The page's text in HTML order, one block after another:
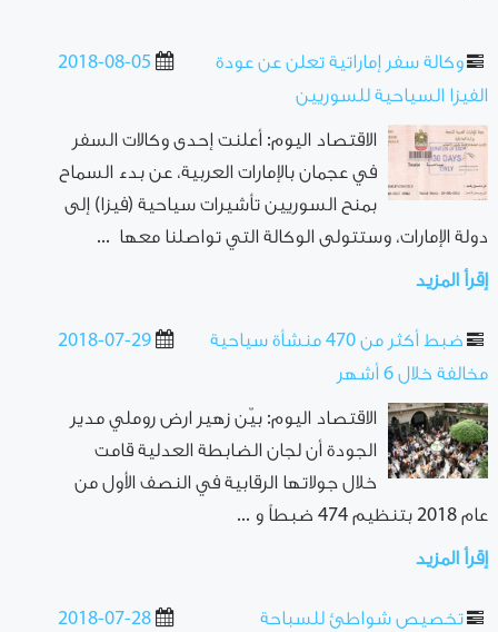
2018-08-05
وكالة سفر إماراتية تعلن عن عودة
الفيزا السياحية للسوريين
الاقتصاد اليوم: أعلنت إحدى وكالات السفر
في عجمان بالإمارات العربية، عن بدء السماح
بمنح السوريين تأشيرات سياحية (فيزا) إلى
دولة الإمارات، وستتولى الوكالة التي تواصلنا معها ...
إقرأ المزيد
2018-07-29
ضبط أكثر من 470 منشأة سياحية
مخالفة خلال 6 أشهر
الاقتصاد اليوم: بيّن زهير ارض روملي مدير
الجودة أن لجان الضابطة العدلية قامت
خلال جولاتها الرقابية في النصف الأول من
عام 2018 بتنظيم 474 ضبطاً و ...
إقرأ المزيد
2018-07-28
تخصيص شواطئ للسباحة